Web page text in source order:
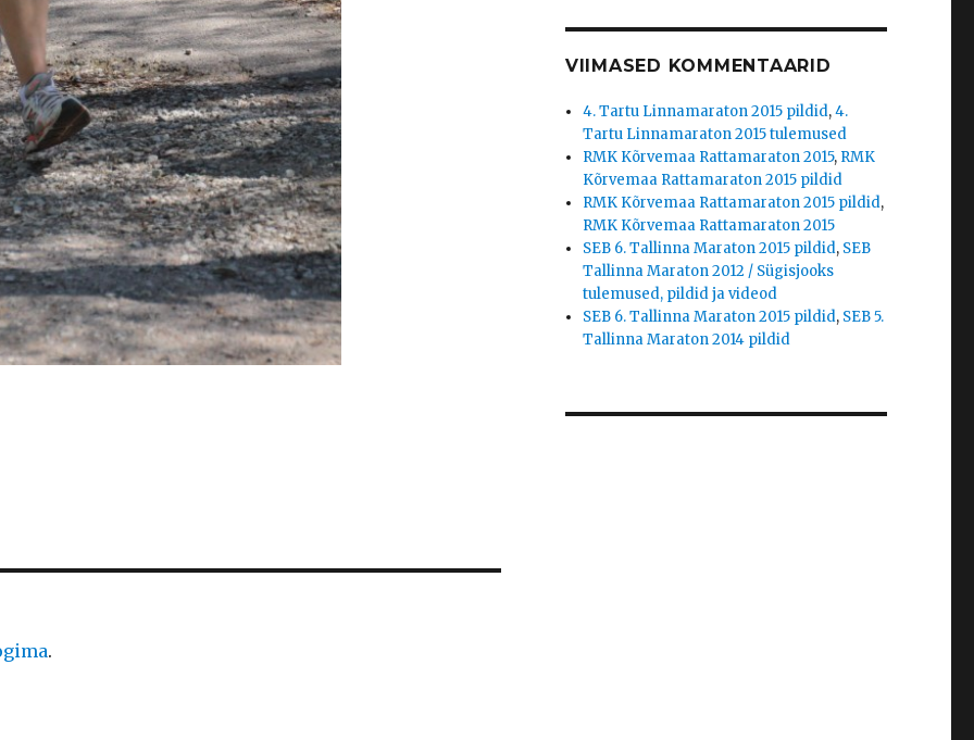
.
VIIMASED KOMMENTAARID
4. Tartu Linnamaraton 2015 pildid,4.
Tartu Linnamaraton 2015 tulemused
RMK Kõrvemaa Rattamaraton 2015, RMK
Kõrvemaa Rattamaraton 2015 pildid
RMK Kõrvemaa Rattamaraton 2015 pildid,
RMK Kõrvemaa Rattamaraton 2015
SEB 6. Tallinna Maraton 2015 pildid, SEB
Tallinna Maraton 2012 / Sügisjooks
tulemused, pildid ja videod
SEB 6. Tallinna Maraton 2015 pildid, SEB 5.
Tallinna Maraton 2014 pildid